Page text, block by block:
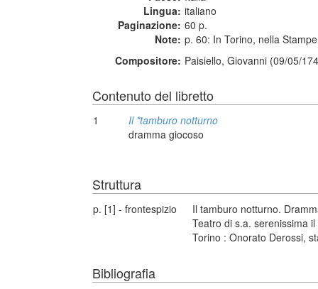
Lingua: italiano
Paginazione: 60 p.
Note: p. 60: In Torino, nella
Compositore: Paisiello, Giovanni (09/05/
Contenuto del libretto
1
Il *tamburo notturno
dramma giocoso
Struttura
p. [1] - frontespizio
Il tamburo notturno.
Teatro di s.a. serenissima
Torino : Onorato Derossi,
Bibliografia